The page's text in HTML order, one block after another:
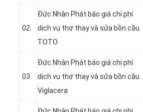
02
Đức Nhân Phát báo giá chi phí
dịch vụ thợ thay và sửa bồn cầu
TOTO
03
Đức Nhân Phát báo giá chi phí
dịch vụ thợ thay và sửa bồn cầu
Viglacera